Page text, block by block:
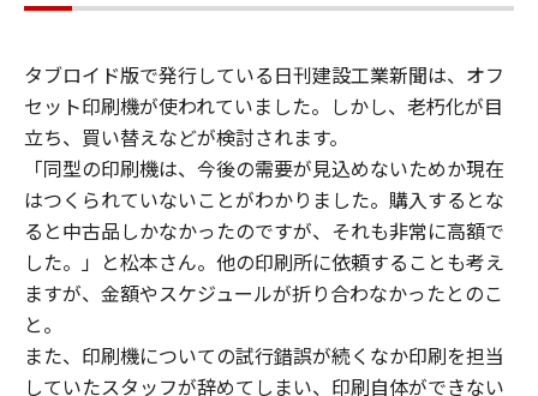
タブロイド版で発行している日刊建設工業新聞は、オフ
セット印刷機が使われていました。しかし、老朽化が目
立ち、買い替えなどが検討されます。
「同型の印刷機は、今後の需要が見込めないためか現在
はつくられていないことがわかりました。購入するとな
ると中古品しかなかったのですが、それも非常に高額で
した。」と松本さん。他の印刷所に依頼することも考え
ますが、金額やスケジュールが折り合わなかったとのこ
と。
また、印刷機についての試行錯誤が続くなか印刷を担当
していたスタッフが辞めてしまい、印刷自体ができない